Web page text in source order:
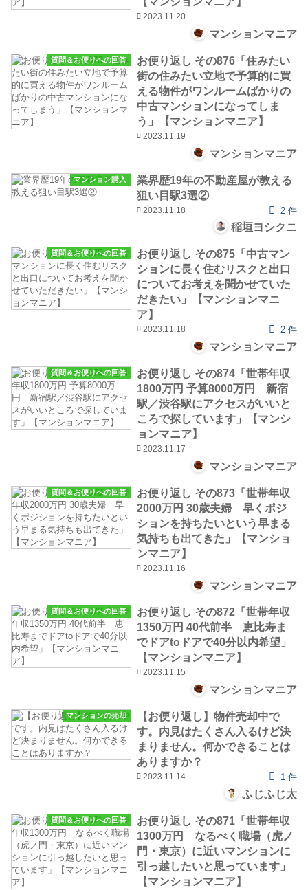
2023.11.20
マンションマニア
質問＆お便りへの回答
お便り返し その876「住みたい
街の住みたい立地で予算的に買
える物件がワンルームばかりの
中古マンションになってしま
う」【マンションマニア】
2023.11.19
マンションマニア
マンション購入
業界歴19年の不動産屋が教える
狙い目駅3選②
2023.11.18 2 件
稲垣ヨシクニ
質問＆お便りへの回答
お便り返し その875「中古マン
ションに長く住むリスクと出口
についてお考えを聞かせていた
だきたい」【マンションマニ
ア】
2023.11.18 2 件
マンションマニア
質問＆お便りへの回答
お便り返し その874「世帯年収
1800万円 予算8000万円 新宿
駅／渋谷駅にアクセスがいいと
ころで探しています」【マンシ
ョンマニア】
2023.11.17
マンションマニア
質問＆お便りへの回答
お便り返し その873「世帯年収
2000万円 30歳夫婦 早くポジ
ションを持ちたいという早まる
気持ちも出てきた」【マンショ
ンマニア】
2023.11.16
マンションマニア
質問＆お便りへの回答
お便り返し その872「世帯年収
1350万円 40代前半 恵比寿ま
でドアtoドアで40分以内希望」
【マンションマニア】
2023.11.15
マンションマニア
マンションの売却
【お便り返し】物件売却中で
す。内見はたくさん入るけど決
まりません。何かできることは
ありますか？
2023.11.14 1 件
ふじふじ太
質問＆お便りへの回答
お便り返し その871「世帯年収
1300万円 なるべく職場（虎ノ
門・東京）に近いマンションに
引っ越したいと思っています」
【マンションマニア】